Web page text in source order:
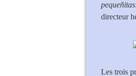
directeur
Les trois